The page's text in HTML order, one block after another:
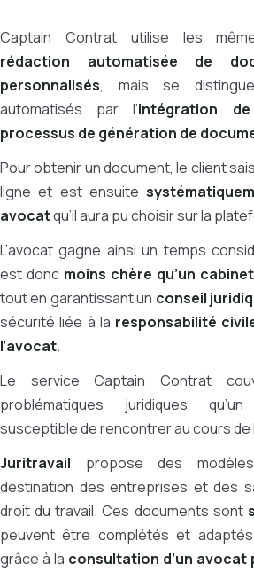
Captain Contrat utilise les
rédaction automatisée de
personnalisés, mais se
automatisés par l’intégration
processus de génération de
Pour obtenir un document, le client
ligne et est ensuite
avocatqu’il aura pu choisir sur la
L’avocat gagne ainsi un temps
est donc moins chère qu’un
tout en garantissant un conseil
sécurité liée à la responsabilité
l’avocat.
Le service Captain Contrat
problématiques juridiques
susceptible de rencontrer au cours de
Juritravail propose des
destination des entreprises et des
droit du travail. Ces documents sont
peuvent être complétés et
grâce à la consultation d’un avocat